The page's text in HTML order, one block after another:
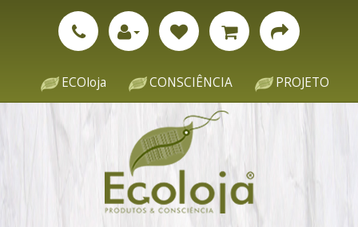
ECOloja CONSCIÊNCIA PROJETO